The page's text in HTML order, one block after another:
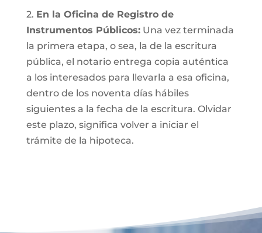
2. En la Oficina de Registro de
Instrumentos Públicos:Una vez terminada
la primera etapa, o sea, la de la escritura
pública, el notario entrega copia auténtica
a los interesados para llevarla a esa oficina,
dentro de los noventa días hábiles
siguientes a la fecha de la escritura. Olvidar
este plazo, significa volver a iniciar el
trámite de la hipoteca.